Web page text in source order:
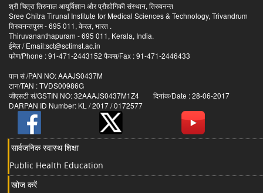
श्री चित्रा तिरुनाल आयुर्विज्ञान और प्रौद्योगिकी संस्थान, तिरुवनन्त
Sree Chitra Tirunal Institute for Medical Sciences & Technology, Trivandrum
तिरुवनन्तपुरम - 695 011, केरल, भारत .
Thiruvananthapuram - 695 011, Kerala, India.
ईमेल / Email:sct@sctimst.ac.in
फोण/Phone : 91-471-2443152 फैक्स/Fax : 91-471-2446433
पान सं /PAN NO: AAAJS0437M
टान/TAN : TVDS00986G
जीएसटी सं/GSTIN NO: 32AAAJS0437M1Z4 दिनांक/Date : 28-06-2017
DARPAN ID Number: KL / 2017 / 0172577
सार्वजनिक स्वास्थ शिक्षा
Public Health Education
खोज करें